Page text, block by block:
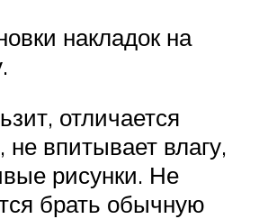
накладок на
отличается
не впитывает влагу,
рисунки. Не
брать обычную